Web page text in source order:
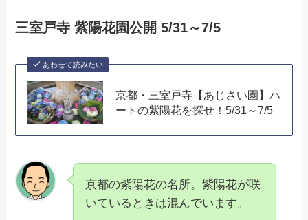
三室戸寺 紫陽花園公開 5/31～7/5
あわせて読みたい
京都・三室戸寺【あじさい園】ハ
ートの紫陽花を探せ！5/31～7/5
京都の紫陽花の名所。紫陽花が咲
いているときは混んでいます。